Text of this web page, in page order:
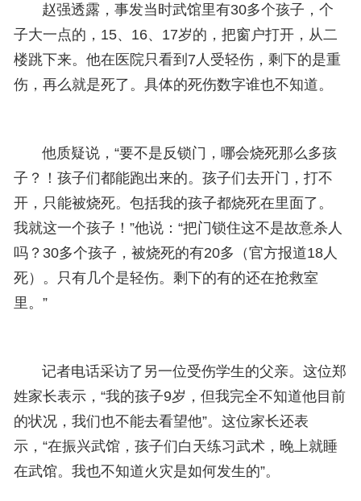
赵强透露，事发当时武馆里有30多个孩子，个
子大一点的，15、16、17岁的，把窗户打开，从二
楼跳下来。他在医院只看到7人受轻伤，剩下的是重
伤，再么就是死了。具体的死伤数字谁也不知道。
他质疑说，“要不是反锁门，哪会烧死那么多孩
子？！孩子们都能跑出来的。孩子们去开门，打不
开，只能被烧死。包括我的孩子都烧死在里面了。
我就这一个孩子！”他说：“把门锁住这不是故意杀人
吗？30多个孩子，被烧死的有20多（官方报道18人
死）。只有几个是轻伤。剩下的有的还在抢救室
里。”
记者电话采访了另一位受伤学生的父亲。这位郑
姓家长表示，“我的孩子9岁，但我完全不知道他目前
的状况，我们也不能去看望他”。这位家长还表
示，“在振兴武馆，孩子们白天练习武术，晚上就睡
在武馆。我也不知道火灾是如何发生的”。